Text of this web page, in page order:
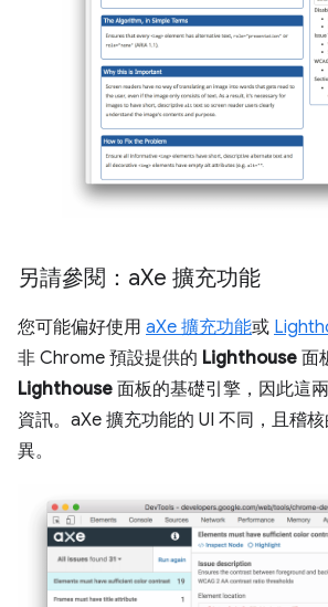
另請參閱：aXe 擴充功能
您可能偏好使用 aXe 擴充功能或
非 Chrome 預設提供的 Lighthouse 面
Lighthouse 面板的基礎引擎，因此這
資訊。aXe 擴充功能的 UI 不同，且稽
異。